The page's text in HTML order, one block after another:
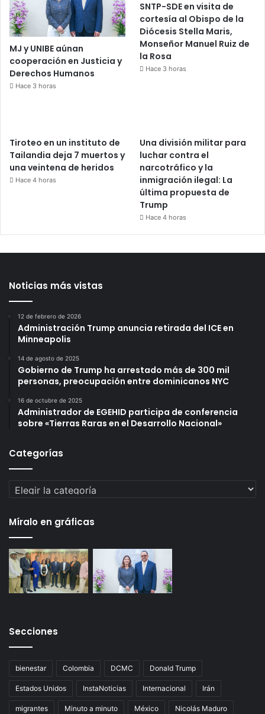
MJ y UNIBE aúnan
cooperación en Justicia y
Derechos Humanos
Hace 3 horas
SNTP-SDE en visita de
cortesía al Obispo de la
Diócesis Stella Maris,
Monseñor Manuel Ruiz de
la Rosa
Hace 3 horas
Tiroteo en un instituto de
Tailandia deja 7 muertos y
una veintena de heridos
Hace 4 horas
Una división militar para
luchar contra el
narcotráfico y la
inmigración ilegal: La
última propuesta de
Trump
Hace 4 horas
Noticias más vistas
12 de febrero de 2026
Administración Trump anuncia retirada del ICE en
Minneapolis
14 de agosto de 2025
Gobierno de Trump ha arrestado más de 300 mil
personas, preocupación entre dominicanos NYC
16 de octubre de 2025
Administrador de EGEHID participa de conferencia
sobre «Tierras Raras en el Desarrollo Nacional»
Categorías
Categorías
Míralo en gráficas
Secciones
bienestar Colombia DCMC Donald Trump
Estados Unidos InstaNoticias Internacional Irán
migrantes Minuto a minuto México Nicolás Maduro